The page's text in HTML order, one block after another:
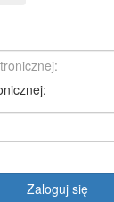
Zaloguj się